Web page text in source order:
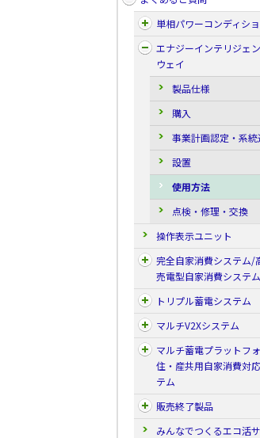
単相パワーコンディシ
エナジーインテリジェ
ウェイ
製品仕様
購入
事業計画認定・系
設置
使用方法
点検・修理・交換
操作表示ユニット
完全自家消費システム/
売電型自家消費システム
トリプル蓄電システム
マルチV2Xシステム
マルチ蓄電プラットフ
住・産共用自家消費対
テム
販売終了製品
みんなでつくるエコ活